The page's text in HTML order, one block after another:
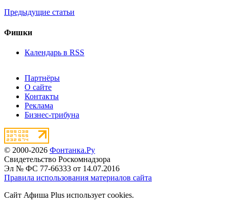
Предыдущие статьи
Фишки
Календарь в RSS
Партнёры
О сайте
Контакты
Реклама
Бизнес-трибуна
© 2000-2026 Фонтанка.Ру
Свидетельство Роскомнадзора
Эл № ФС 77-66333 от 14.07.2016
Правила использования материалов сайта
Сайт Афиша Plus использует cookies.